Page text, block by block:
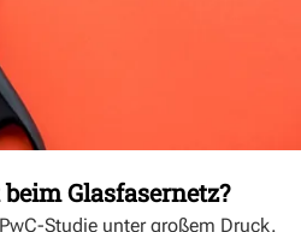
Glasfasernetz?
Studie unter großem Druck.